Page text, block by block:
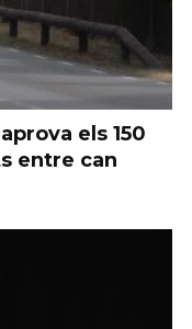
els 150
entre can